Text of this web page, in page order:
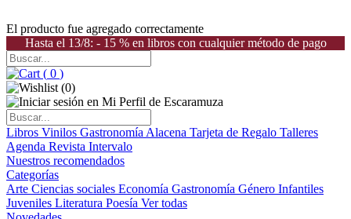
El producto fue agregado correctamente
Hasta el 13/8: - 15 % en libros con cualquier método de pago
( 0 )
(0)
Libros Vinilos Gastronomía Alacena Tarjeta de Regalo Talleres
Agenda Revista Intervalo
Nuestros recomendados
Categorías
Arte Ciencias sociales Economía Gastronomía Género Infantiles
Juveniles Literatura Poesía Ver todas